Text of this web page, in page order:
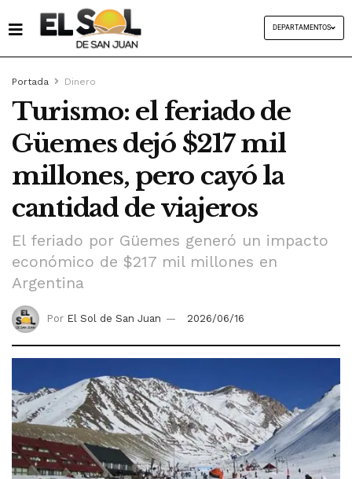
DEPARTAMENTOS
Portada Dinero
Turismo: el feriado de
Güemes dejó $217 mil
millones, pero cayó la
cantidad de viajeros
El feriado por Güemes generó un impacto
económico de $217 mil millones en
Argentina
Por El Sol de San Juan 2026/06/16